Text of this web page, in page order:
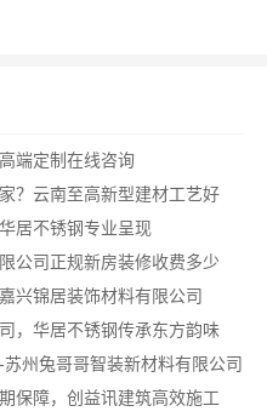
端定制在线咨询
？云南至高新型建材工艺好
居不锈钢专业呈现
公司正规新房装修收费多少
兴锦居装饰材料有限公司
，华居不锈钢传承东方韵味
州兔哥哥智装新材料有限公司
保障，创益讯建筑高效施工